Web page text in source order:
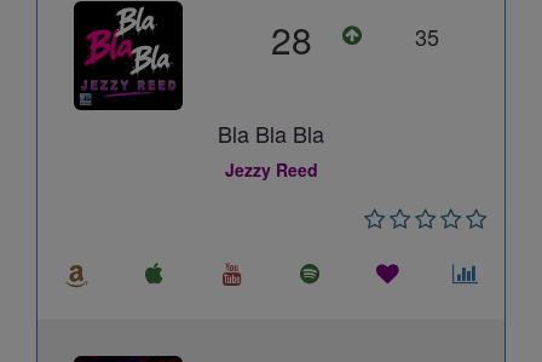
28 35
Bla Bla Bla
Jezzy Reed